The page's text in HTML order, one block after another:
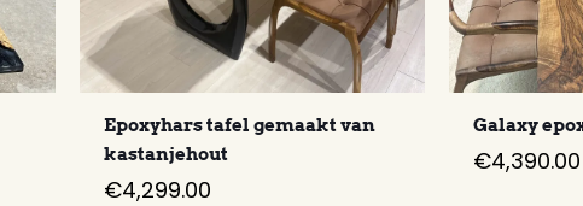
Epoxyhars tafel gemaakt van
kastanjehout
€4,299.00
Galaxy
€4,390.00